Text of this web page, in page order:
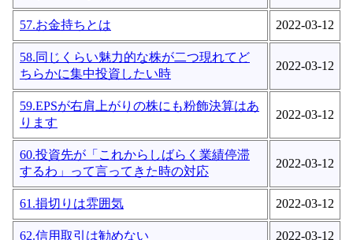
57.お金持ちとは 2022-03-12
58.同じくらい魅力的な株が二つ現れてど
ちらかに集中投資したい時
2022-03-12
59.EPSが右肩上がりの株にも粉飾決算はあ
ります
2022-03-12
60.投資先が「これからしばらく業績停滞
するわ」って言ってきた時の対応
2022-03-12
61.損切りは雰囲気 2022-03-12
62.信用取引は勧めない 2022-03-12